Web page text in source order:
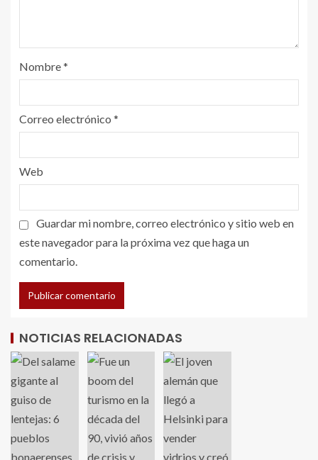
Nombre*
Correo electrónico *
Web
Guardar mi nombre, correo electrónico y sitio web en
este navegador para la próxima vez que haga un
comentario.
NOTICIAS RELACIONADAS